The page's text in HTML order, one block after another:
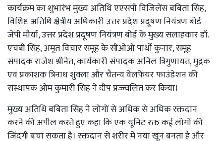
कार्यक्रम का शुभारंभ मुख्य अतिथि एएसपी विजिलेंस बबिता सिंह,
विशिष्ट अतिथि क्षेत्रीय अधिकारी उत्तर प्रदेश प्रदूषण नियंत्रण बोर्ड
जेपी मौर्या, उत्तर प्रदेश प्रदूषण नियंत्रण बोर्ड के मुख्य सलाहकार डॉ.
एचबी सिंह, अमृत विचार समूह के सीओओ पार्थो कुनार, समूह
संपादक राजेश श्रीनेत, कार्यकारी संपादक अनिल त्रिगुणायत, मुद्रक
एवं प्रकाशक त्रिनाथ शुक्ला और चैतन्य वेलफेयर फाउंडेशन की
संस्थापक ओम कुमारी सिंह ने दीप प्रज्ज्वलित कर किया।
मुख्य अतिथि बबिता सिंह ने लोगों से अधिक से अधिक रक्तदान
करने की अपील करते हुए कहा कि एक यूनिट रक्त कई लोगों की
जिंदगी बचा सकता है। रक्तदान से शरीर में नया खून बनता है और